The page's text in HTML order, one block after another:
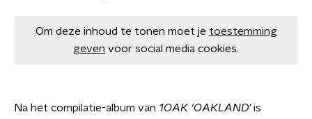
Om deze inhoud te tonen moet je toestemming
geven voor social media cookies.
Na het compilatie-album van 1OAK ‘OAKLAND’is